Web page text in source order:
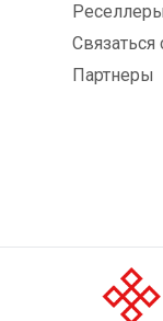
Реселлеры
Связаться
Партнеры